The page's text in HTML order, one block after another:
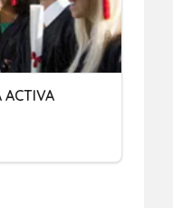
ACTIVA